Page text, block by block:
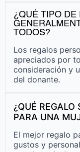
¿QUÉ TIPO DE
TODOS?
Los regalos
apreciados por
consideración y
del donante.
¿QUÉ REGALO
PARA UNA
El mejor regalo
gustos y